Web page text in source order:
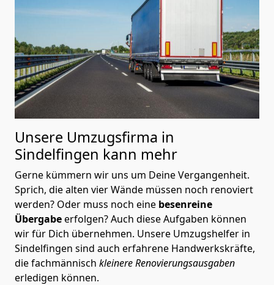
Unsere Umzugsfirma in
Sindelfingen kann mehr
Gerne kümmern wir uns um Deine Vergangenheit.
Sprich, die alten vier Wände müssen noch renoviert
werden? Oder muss noch eine besenreine
Übergabeerfolgen? Auch diese Aufgaben können
wir für Dich übernehmen. Unsere Umzugshelfer in
Sindelfingen sind auch erfahrene Handwerkskräfte,
die fachmännisch kleinere Renovierungsausgaben
erledigen können.